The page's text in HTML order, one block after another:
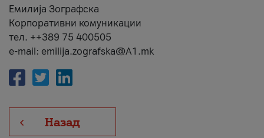
Емилија Зографска
Корпоративни комуникации
тел. ++389 75 400505
e-mail: emilija.zografska@A1.mk
Назад